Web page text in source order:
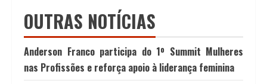
OUTRAS NOTÍCIAS
Anderson Franco participa do 1º Summit Mulheres
nas Profissões e reforça apoio à liderança feminina